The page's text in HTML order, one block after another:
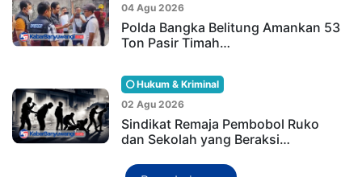
04 Agu 2026
Polda Bangka Belitung Amankan 53
Ton Pasir Timah…
Hukum & Kriminal
02 Agu 2026
Sindikat Remaja Pembobol Ruko
dan Sekolah yang Beraksi…